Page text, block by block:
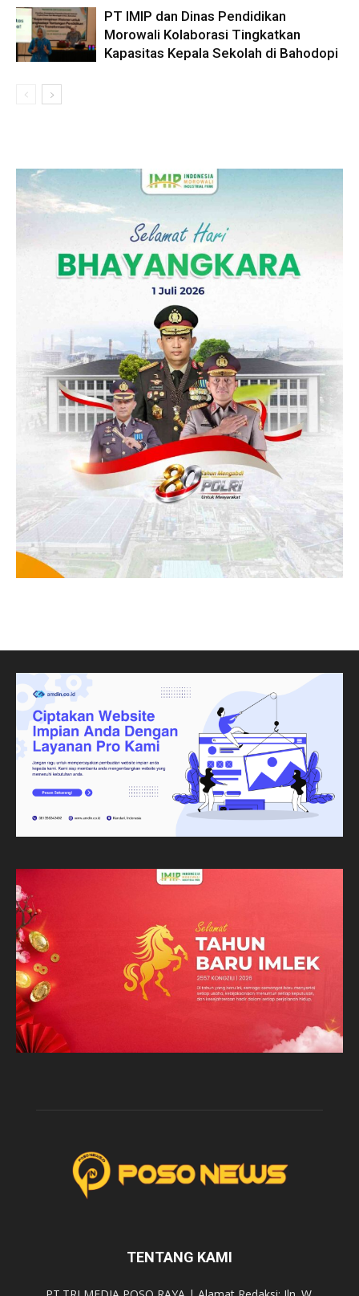
PT IMIP dan Dinas Pendidikan
Morowali Kolaborasi Tingkatkan
Kapasitas Kepala Sekolah di Bahodopi
TENTANG KAMI